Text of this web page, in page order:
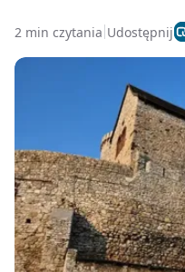
2 min czytania Udostępnij